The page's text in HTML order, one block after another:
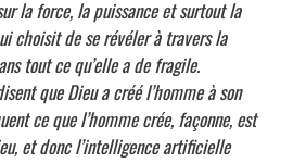
la force, la puissance et surtout la
choisit de se révéler à travers la
tout ce qu’elle a de fragile.
queDieu a créél’homme à son
ce que l’homme crée, façonne, est
et donc l’intelligence artificielle